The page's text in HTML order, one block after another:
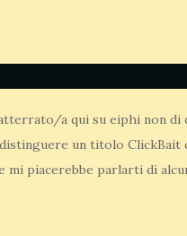
a qui su eiphi non
un titolo
mi piacerebbe parlarti di